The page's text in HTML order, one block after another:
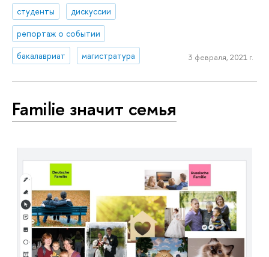
студенты
дискуссии
репортаж о событии
бакалавриат
магистратура 3 февраля, 2021 г.
Familie значит семья